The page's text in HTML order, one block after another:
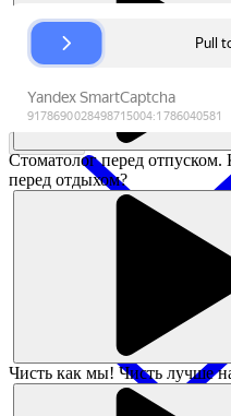
Стоматолог перед
перед отдыхом?
Чисть как мы! Чисть лучше